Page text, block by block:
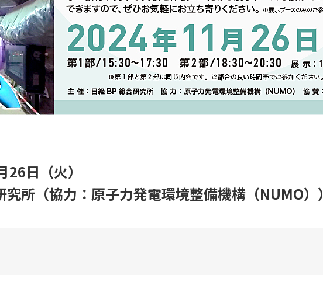
日（火）
所（協力：原子力発電環境整備機構（NUMO））